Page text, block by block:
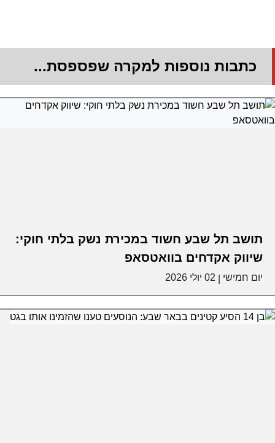
כתבות נוספות למקרה שפספסת...
תושב תל שבע חשוד במכירת נשק בלתי חוקי:
שיווק אקדחים בוואטסאפ
יום חמישי 02 יולי 2026